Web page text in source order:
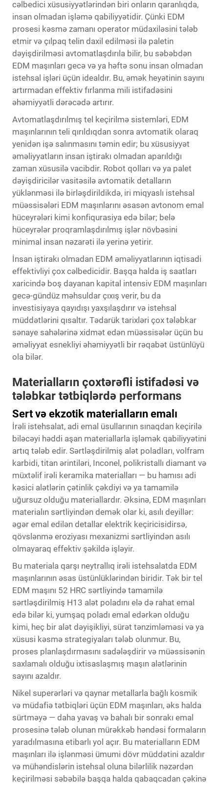
cəlbedici xüsusiyyətlərindən biri onların qaranlıqda,
insan olmadan işləmə qabiliyyətidir. Çünki EDM
prosesi kəsmə zamanı operator müdaxiləsini tələb
etmir və çılpaq telin daxil edilməsi ilə paletin
dəyişdirilməsi avtomatlaşdırıla bilir, bu səbəbdən
EDM maşınları gecə və ya həftə sonu insan olmadan
istehsal işləri üçün idealdır. Bu, əmək heyətinin sayını
artırmadan effektiv fırlanma mili istifadəsini
əhəmiyyətli dərəcədə artırır.
Avtomatlaşdırılmış tel keçirilmə sistemləri, EDM
maşınlarının teli qırıldıqdan sonra avtomatik olaraq
yenidən işə salınmasını təmin edir; bu xüsusiyyət
əməliyyatların insan iştirakı olmadan aparıldığı
zaman xüsusilə vacibdir. Robot qolları və ya palet
dəyişdiricilər vasitəsilə avtomatik detalların
yüklənməsi ilə birləşdirildikdə, iri miqyaslı istehsal
müəssisələri EDM maşınlarını əsasən avtonom emal
hüceyrələri kimi konfiqurasiya edə bilər; belə
hüceyrələr proqramlaşdırılmış işlər növbəsini
minimal insan nəzarəti ilə yerinə yetirir.
İnsan iştirakı olmadan EDM əməliyyatlarının iqtisadi
effektivliyi çox cəlbedicidir. Başqa halda iş saatları
xaricində boş dayanan kapital intensiv EDM maşınları
gecə-gündüz məhsuldar çıxış verir, bu da
investisiyaya qayıdışı yaxşılaşdırır və istehsal
müddətlərini qısaltır. Tədarük tarixləri çox tələbkar
sənaye sahələrinə xidmət edən müəssisələr üçün bu
əməliyyat esnekliyi əhəmiyyətli bir rəqabət üstünlüyü
ola bilər.
Materialların çoxtərəfli istifadəsi və
tələbkar tətbiqlərdə performans
Sert və ekzotik materialların emalı
İrəli istehsalat, adi emal üsullarının sınaqdan keçirilə
biləcəyi həddi aşan materiallarla işləmək qabiliyyətini
artıq tələb edir. Sərtləşdirilmiş alət poladları, volfram
karbidi, titan ərintiləri, Inconel, polikristallı diamant və
müxtəlif irəli keramika materialları — bu hamısı adi
kəsici alətlərin çətinlik çəkdiyi və ya tamamilə
uğursuz olduğu materiallardır. Əksinə, EDM maşınları
materialın sərtliyindən demək olar ki, asılı deyillər:
əgər emal edilən detallar elektrik keçiricisidirsə,
qövslənmə eroziyası mexanizmi sərtliyindən asılı
olmayaraq effektiv şəkildə işləyir.
Bu materiala qarşı neytrallıq irəli istehsalatda EDM
maşınlarının əsas üstünlüklərindən biridir. Tək bir tel
EDM maşını 52 HRC sərtliyində tamamilə
sərtləşdirilmiş H13 alət poladını elə də rahat emal
edə bilər ki, yumşaq poladı emal edərkən olduğu
kimi, heç bir alət dəyişikliyi, sürət tənzimləməsi və ya
xüsusi kəsmə strategiyaları tələb olunmur. Bu,
proses planlaşdırmasını sadələşdirir və müəssisənin
saxlamalı olduğu ixtisaslaşmış maşın alətlərinin
sayını azaldır.
Nikel superərləri və qaynar metallarla bağlı kosmik
və müdafiə tətbiqləri üçün EDM maşınları, əks halda
sürtməyə — daha yavaş və bahalı bir sonrakı emal
prosesinə tələb olunan mürəkkəb həndəsi formaların
yaradılmasına etibarlı yol açır. Bu materialların EDM
maşınları ilə işlənməsi ümumi dövr müddətini azaldır
və mühəndislərin istehsal oluna bilərlilik nəzərdən
keçirilməsi səbəbilə başqa halda qabaqcadan çəkinə